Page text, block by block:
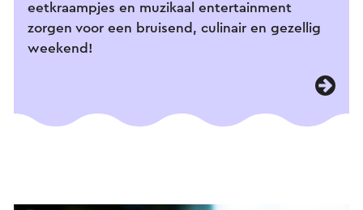
eetkraampjes en muzikaal entertainment
zorgen voor een bruisend, culinair en gezellig
weekend!